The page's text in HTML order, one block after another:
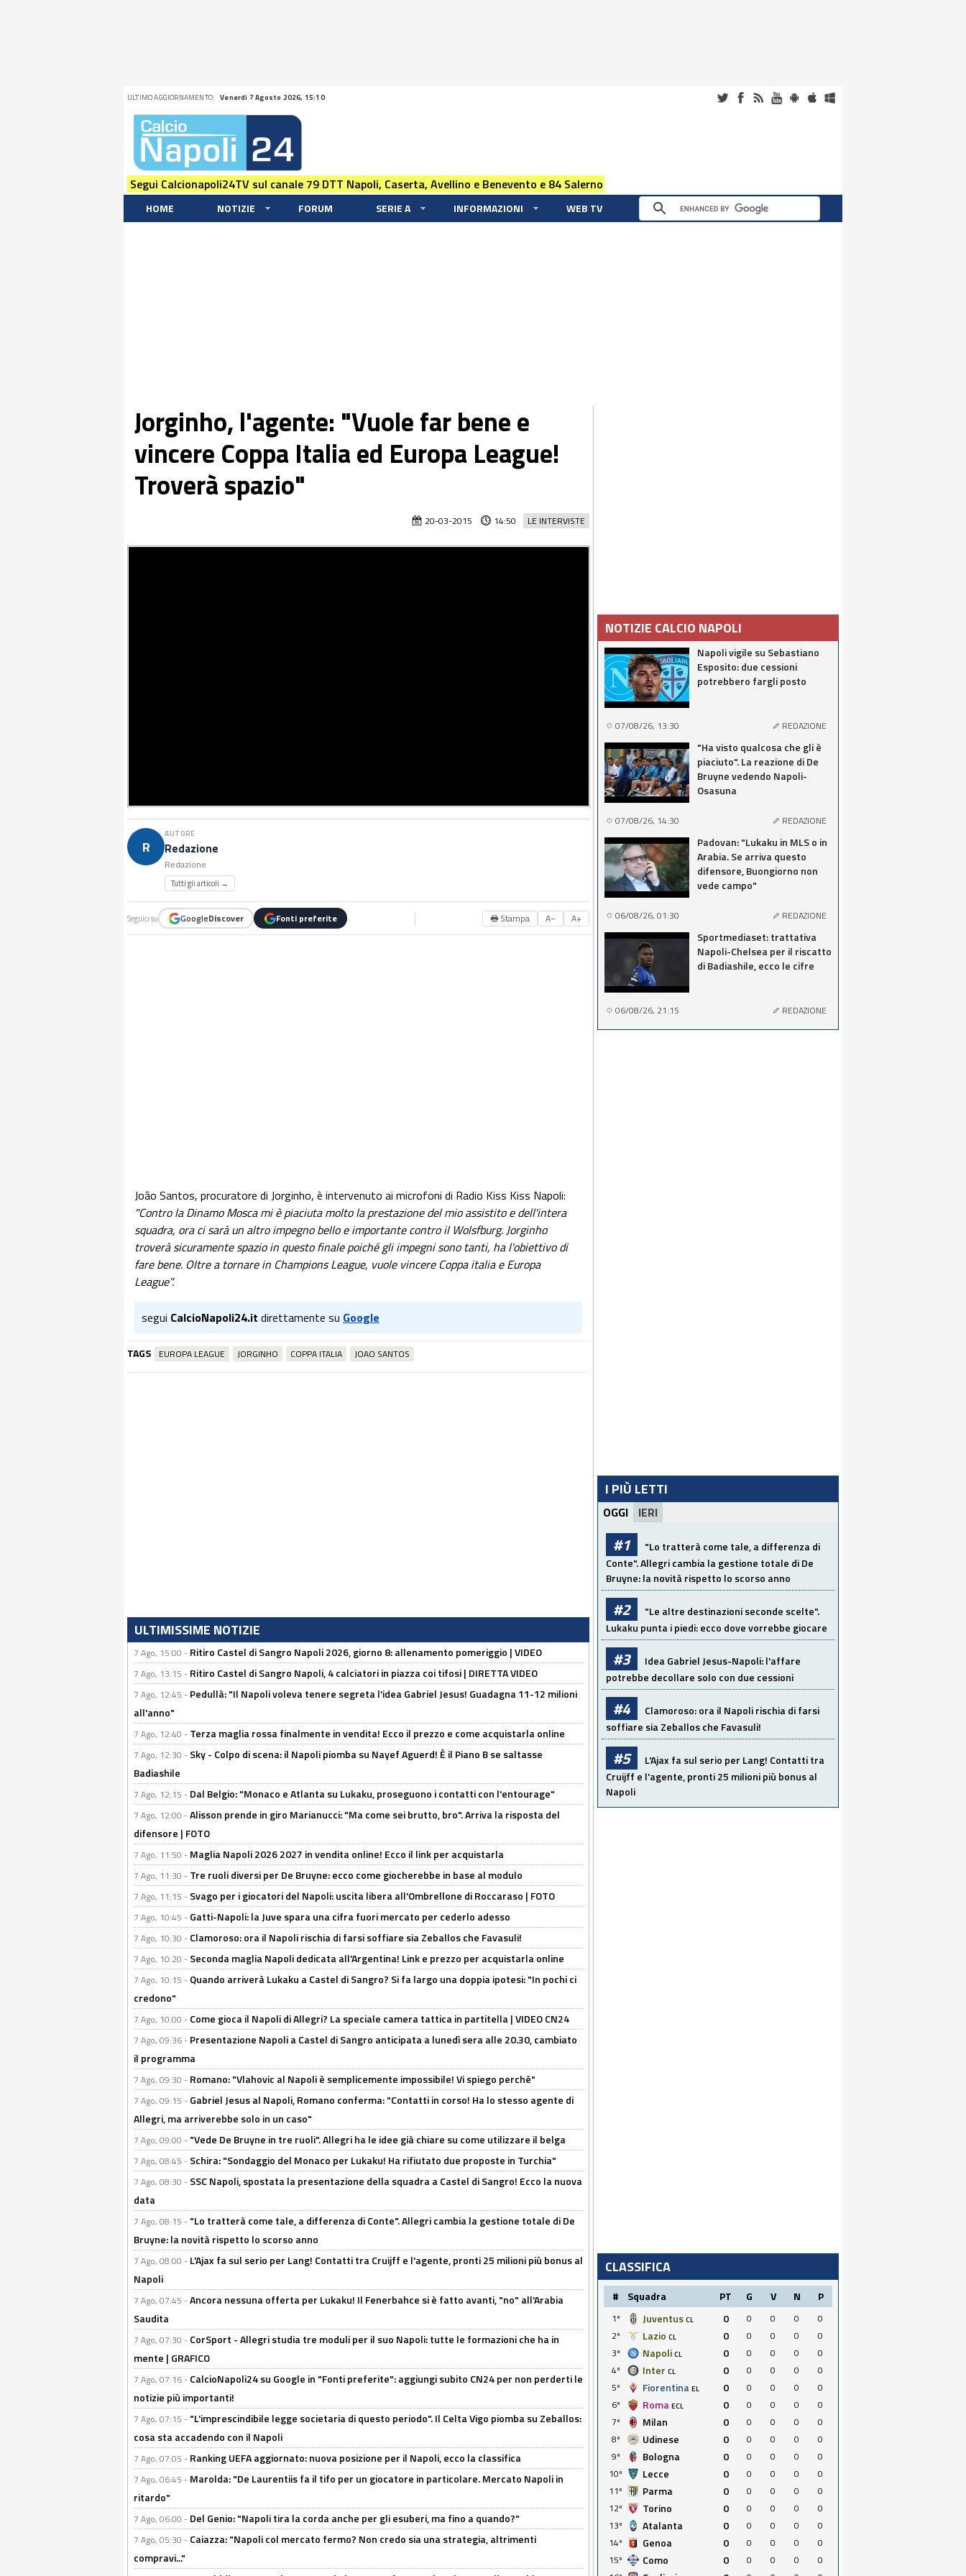
ULTIMO AGGIORNAMENTO: Venerdi 7 Agosto 2026, 15:10
Segui Calcionapoli24TV sul canale 79 DTT Napoli, Caserta, Avellino e Benevento e 84 Salerno
HOME NOTIZIE FORUM SERIE A INFORMAZIONI WEB TV
Jorginho, l'agente: "Vuole far bene e
vincere Coppa Italia ed Europa League!
Troverà spazio"
LE INTERVISTE
20-03-2015 14:50
R
AUTORE
Redazione
Redazione
Tutti gli articoli →
Seguici su GoogleDiscover Fonti preferite 🖶 Stampa A− A+
João Santos, procuratore di Jorginho, è intervenuto ai microfoni di Radio Kiss Kiss Napoli:
"Contro la Dinamo Mosca mi è piaciuta molto la prestazione del mio assistito e dell'intera
squadra, ora ci sarà un altro impegno bello e importante contro il Wolsfburg. Jorginho
troverà sicuramente spazio in questo finale poiché gli impegni sono tanti, ha l'obiettivo di
fare bene. Oltre a tornare in Champions League, vuole vincere Coppa italia e Europa
League".
segui CalcioNapoli24.it direttamente su Google
TAGS EUROPA LEAGUE JORGINHO COPPA ITALIA JOAO SANTOS
ULTIMISSIME NOTIZIE
7 Ago, 15:00 - Ritiro Castel di Sangro Napoli 2026, giorno 8: allenamento pomeriggio | VIDEO
7 Ago, 13:15 - Ritiro Castel di Sangro Napoli, 4 calciatori in piazza coi tifosi | DIRETTA VIDEO
7 Ago, 12:45 - Pedullà: "Il Napoli voleva tenere segreta l'idea Gabriel Jesus! Guadagna 11-12 milioni
all'anno"
7 Ago, 12:40 - Terza maglia rossa finalmente in vendita! Ecco il prezzo e come acquistarla online
7 Ago, 12:30 - Sky - Colpo di scena: il Napoli piomba su Nayef Aguerd! È il Piano B se saltasse
Badiashile
7 Ago, 12:15 - Dal Belgio: "Monaco e Atlanta su Lukaku, proseguono i contatti con l'entourage"
7 Ago, 12:00 -Alisson prende in giro Marianucci: "Ma come sei brutto, bro". Arriva la risposta del
difensore | FOTO
7 Ago, 11:50 - Maglia Napoli 2026 2027 in vendita online! Ecco il link per acquistarla
7 Ago, 11:30 - Tre ruoli diversi per De Bruyne: ecco come giocherebbe in base al modulo
7 Ago, 11:15 - Svago per i giocatori del Napoli: uscita libera all'Ombrellone di Roccaraso | FOTO
7 Ago, 10:45 - Gatti-Napoli: la Juve spara una cifra fuori mercato per cederlo adesso
7 Ago, 10:30 - Clamoroso: ora il Napoli rischia di farsi soffiare sia Zeballos che Favasuli!
7 Ago, 10:20 - Seconda maglia Napoli dedicata all'Argentina! Link e prezzo per acquistarla online
7 Ago, 10:15 - Quando arriverà Lukaku a Castel di Sangro? Si fa largo una doppia ipotesi: "In pochi ci
credono"
7 Ago, 10:00 - Come gioca il Napoli di Allegri? La speciale camera tattica in partitella | VIDEO CN24
7 Ago, 09:36 - Presentazione Napoli a Castel di Sangro anticipata a lunedì sera alle 20.30, cambiato
il programma
7 Ago, 09:30 - Romano: "Vlahovic al Napoli è semplicemente impossibile! Vi spiego perché"
7 Ago, 09:15 - Gabriel Jesus al Napoli, Romano conferma: "Contatti in corso! Ha lo stesso agente di
Allegri, ma arriverebbe solo in un caso"
7 Ago, 09:00 - "Vede De Bruyne in tre ruoli". Allegri ha le idee già chiare su come utilizzare il belga
7 Ago, 08:45 - Schira: "Sondaggio del Monaco per Lukaku! Ha rifiutato due proposte in Turchia"
7 Ago, 08:30 - SSC Napoli, spostata la presentazione della squadra a Castel di Sangro! Ecco la nuova
data
7 Ago, 08:15 - "Lo tratterà come tale, a differenza di Conte". Allegri cambia la gestione totale di De
Bruyne: la novità rispetto lo scorso anno
7 Ago, 08:00 - L'Ajax fa sul serio per Lang! Contatti tra Cruijff e l'agente, pronti 25 milioni più bonus al
Napoli
7 Ago, 07:45 -Ancora nessuna offerta per Lukaku! Il Fenerbahce si è fatto avanti, "no" all'Arabia
Saudita
7 Ago, 07:30 - CorSport - Allegri studia tre moduli per il suo Napoli: tutte le formazioni che ha in
mente | GRAFICO
7 Ago, 07:16 - CalcioNapoli24 su Google in "Fonti preferite": aggiungi subito CN24 per non perderti le
notizie più importanti!
7 Ago, 07:15 - "L'imprescindibile legge societaria di questo periodo". Il Celta Vigo piomba su Zeballos:
cosa sta accadendo con il Napoli
7 Ago, 07:05 - Ranking UEFA aggiornato: nuova posizione per il Napoli, ecco la classifica
7 Ago, 06:45 - Marolda: "De Laurentiis fa il tifo per un giocatore in particolare. Mercato Napoli in
ritardo"
7 Ago, 06:00 - Del Genio: "Napoli tira la corda anche per gli esuberi, ma fino a quando?"
7 Ago, 05:30 - Caiazza: "Napoli col mercato fermo? Non credo sia una strategia, altrimenti
compravi..."
NOTIZIE CALCIO NAPOLI
Napoli vigile su Sebastiano
Esposito: due cessioni
potrebbero fargli posto
07/08/26, 13:30 REDAZIONE
"Ha visto qualcosa che gli è
piaciuto". La reazione di De
Bruyne vedendo Napoli-
Osasuna
07/08/26, 14:30 REDAZIONE
Padovan: "Lukaku in MLS o in
Arabia. Se arriva questo
difensore, Buongiorno non
vede campo"
06/08/26, 01:30 REDAZIONE
Sportmediaset: trattativa
Napoli-Chelsea per il riscatto
di Badiashile, ecco le cifre
06/08/26, 21:15 REDAZIONE
I PIÙ LETTI
OGGI IERI
#1
"Lo tratterà come tale, a differenza di
Conte". Allegri cambia la gestione totale di De
Bruyne: la novità rispetto lo scorso anno
#2
"Le altre destinazioni seconde scelte".
Lukaku punta i piedi: ecco dove vorrebbe giocare
#3
Idea Gabriel Jesus-Napoli: l'affare
potrebbe decollare solo con due cessioni
#4
Clamoroso: ora il Napoli rischia di farsi
soffiare sia Zeballos che Favasuli!
#5
L'Ajax fa sul serio per Lang! Contatti tra
Cruijff e l'agente, pronti 25 milioni più bonus al
Napoli
CLASSIFICA
# Squadra PT G V N P
1º Juventus CL 0 0 0 0
0
2º
Lazio CL 0 0 0 0
0
3º
Napoli CL 0 0 0 0
0
4º
Inter CL 0 0 0 0
0
5º
Fiorentina EL 0 0 0 0
0
6º
Roma ECL 0 0 0 0
0
7º
Milan 0 0 0 0
0
8º
Udinese 0 0 0 0
0
9º
Bologna 0 0 0 0
0
10º
Lecce 0 0 0 0
0
11º
Parma 0 0 0 0
0
12º
Torino 0 0 0 0
0
13º
Atalanta 0 0 0 0
0
14º
Genoa 0 0 0 0
0
15º
Como 0 0 0 0
0